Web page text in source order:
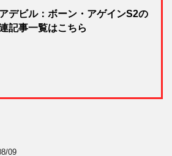
デビル：ボーン・アゲインS2の
記事一覧はこちら
09